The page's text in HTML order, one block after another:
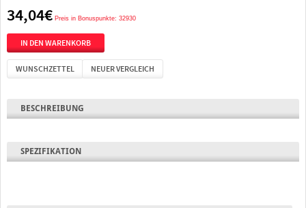
34,04€ Preis in Bonuspunkte: 32930
WUNSCHZETTEL NEUER VERGLEICH
BESCHREIBUNG
SPEZIFIKATION